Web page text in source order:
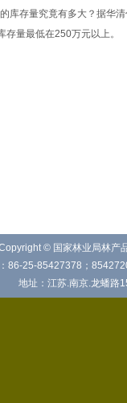
库存量究竟有多大？据华
量最低在250万元以上。
© 国家林业局林产
86-25-85427378；
地址：江苏.南京.龙蟠路